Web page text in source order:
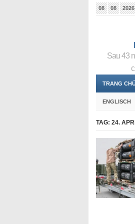
08 08 2026
Sau 43
TRANG
ENGLISCH
TAG: 24.